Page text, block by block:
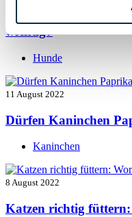
wichtig?
Hunde
11 August 2022
Dürfen Kaninchen
Kaninchen
8 August 2022
Katzen richtig